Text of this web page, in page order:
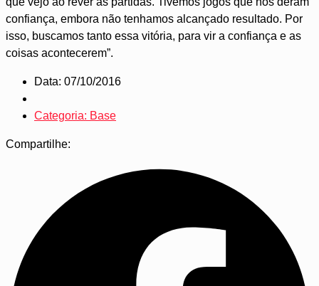
confiança, embora não tenhamos alcançado resultado. Por
isso, buscamos tanto essa vitória, para vir a confiança e as
coisas acontecerem”.
Data: 07/10/2016
Categoria: Base
Compartilhe: